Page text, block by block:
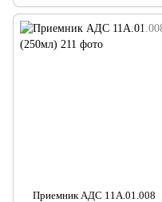
Приемник АДС 11А.01.008